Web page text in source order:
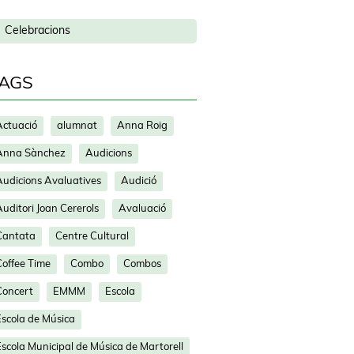
Celebracions
alumnat Anna Roig
Sànchez Audicions
Avaluatives Audició
Joan Cererols Avaluació
Centre Cultural
Time Combo Combos
EMMM Escola
de Música
Municipal de Música de Martorell